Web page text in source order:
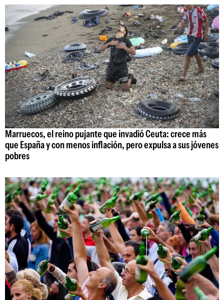
Marruecos, el reino pujante que invadió Ceuta: crece más
que España y con menos inflación, pero expulsa a sus jóvenes
pobres